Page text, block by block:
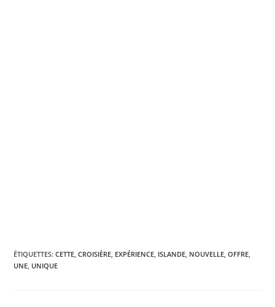
ÉTIQUETTES:CETTE CROISIÈRE EXPÉRIENCE ISLANDE NOUVELLE OFFRE
UNE UNIQUE